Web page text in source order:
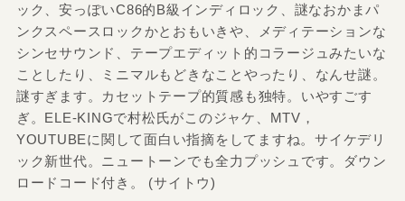
ック、安っぽいC86的B級インディロック、謎なおかまパ
ンクスペースロックかとおもいきや、メディテーションな
シンセサウンド、テープエディット的コラージュみたいな
ことしたり、ミニマルもどきなことやったり、なんせ謎。
謎すぎます。カセットテープ的質感も独特。いやすごす
ぎ。ELE-KINGで村松氏がこのジャケ、MTV，
YOUTUBEに関して面白い指摘をしてますね。サイケデリ
ック新世代。ニュートーンでも全力プッシュです。ダウン
ロードコード付き。 (サイトウ)